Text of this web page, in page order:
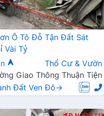
Ô Tô Đỗ Tận Đất Sát
Vài Tỷ
Thổ Cư & Vườn
Giao Thông Thuận Tiện
Đất Ven Đô→